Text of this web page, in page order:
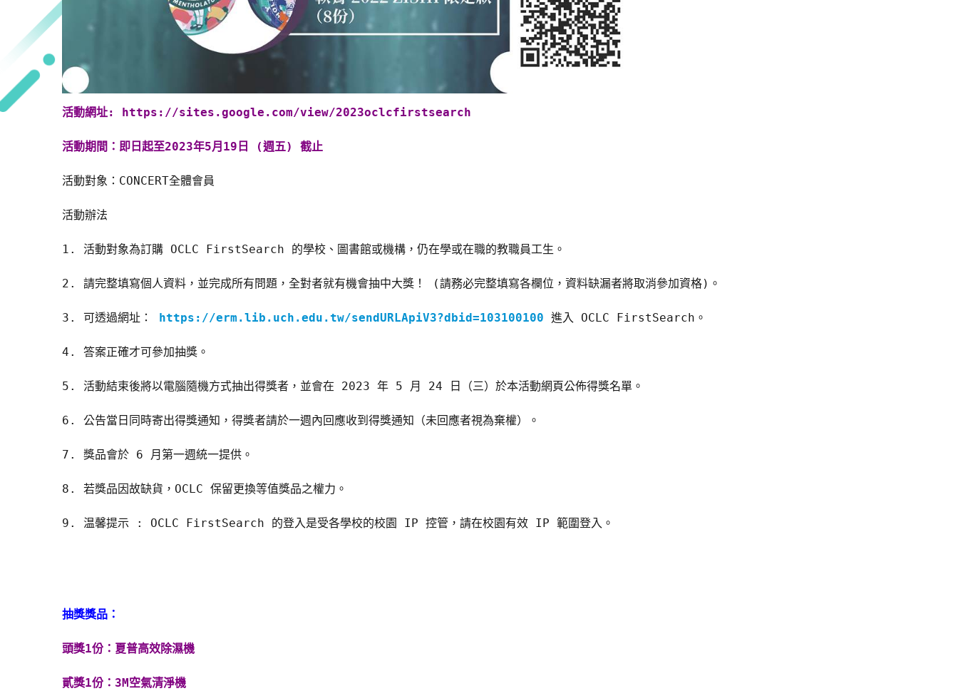
活動網址: ​ https://sites.google.com/view/2023oclcfirstsearch
活動期間：即日起至2023年5月19日 (週五) 截止
活動辦法
1. 活動對象為訂購 OCLC FirstSearch 的學校、圖書館或機構，仍在學或在職的教職員工生。
2. 請完整填寫個人資料，並完成所有問題，全對者就有機會抽中大獎！ (請務必完整填寫各欄位，資料缺漏者將取消參加資格)。
3. 可透過網址： https://erm.lib.uch.edu.tw/sendURLApiV3?dbid=103100100 進入 OCLC FirstSearch。
4. 答案正確才可參加抽獎。
5. 活動結束後將以電腦隨機方式抽出得獎者，並會在 2023 年 5 月 24 日（三）於本活動網頁公佈得獎名單。
6. 公告當日同時寄出得獎通知，得獎者請於一週內回應收到得獎通知（未回應者視為棄權）。
7. 獎品會於 6 月第一週統一提供。
8. 若獎品因故缺貨，OCLC 保留更換等值獎品之權力。
抽獎獎品：
頭獎1份：夏普高效除濕機
貳獎1份：3M空氣清淨機